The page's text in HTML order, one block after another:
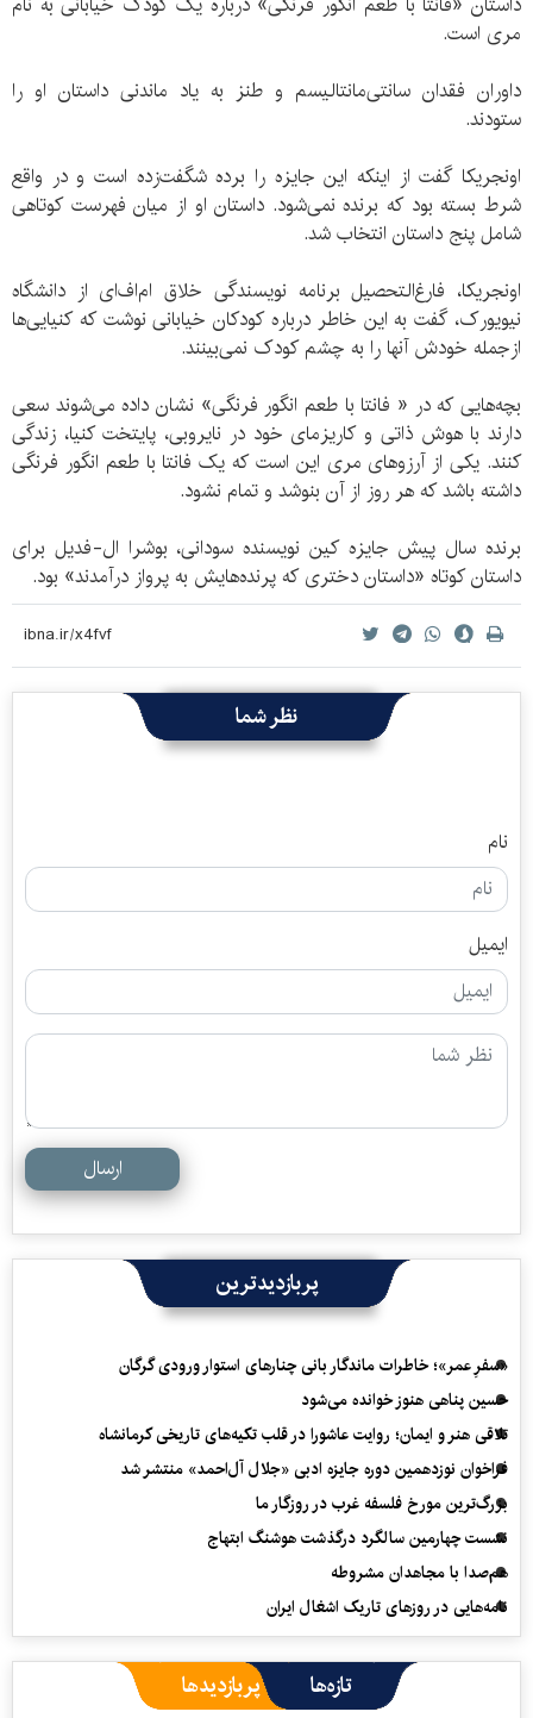
مری است.
داوران فقدان سانتی‌مانتالیسم و طنز به یاد ماندنی‌ داستان او را
ستودند.
اونجریکا گفت از اینکه این جایزه را برده شگفت‌زده است و در واقع
شرط بسته بود که برنده نمی‌شود. داستان او از میان فهرست کوتاهی
شامل پنج داستان انتخاب شد.
اونجریکا، فارغ‌التحصیل برنامه نویسندگی خلاق ام‌اف‌ای از دانشگاه
نیویورک، گفت به این خاطر درباره کودکان خیابانی نوشت که کنیایی‌ها
ازجمله خودش آنها را به چشم کودک نمی‌بینند.
بچه‌هایی که در « فانتا با طعم انگور فرنگی» نشان داده می‌شوند سعی
دارند با هوش ذاتی و کاریزمای خود در نایروبی، پایتخت کنیا، زندگی
کنند. یکی از آرزوهای مری این است که یک فانتا با طعم انگور فرنگی
داشته باشد که هر روز از آن بنوشد و تمام نشود.
برنده سال پیش جایزه کین نویسنده سودانی، بوشرا ال-فدیل برای
داستان کوتاه «داستان دختری که پرنده‌هایش به پرواز درآمدند» بود.
نظر شما
نام
ایمیل
ارسال
پربازدیدترین
«سفرِ عمر»؛ خاطرات ماندگار بانی چنارهای استوار ورودی گرگان
حسین پناهی هنوز خوانده می‌شود
تلاقی هنر و ایمان؛ روایت عاشورا در قلب تکیه‌های تاریخی کرمانشاه
فراخوان نوزدهمین دوره جایزه ادبی «جلال آل‌احمد» منتشر شد
بزرگ‌ترین مورخ فلسفه غرب در روزگار ما
نشست چهارمین سالگرد درگذشت هوشنگ ابتهاج
هم‌صدا با مجاهدان مشروطه
نامه‌هایی در روزهای تاریک اشغال ایران
تازه‌ها پربازدیدها